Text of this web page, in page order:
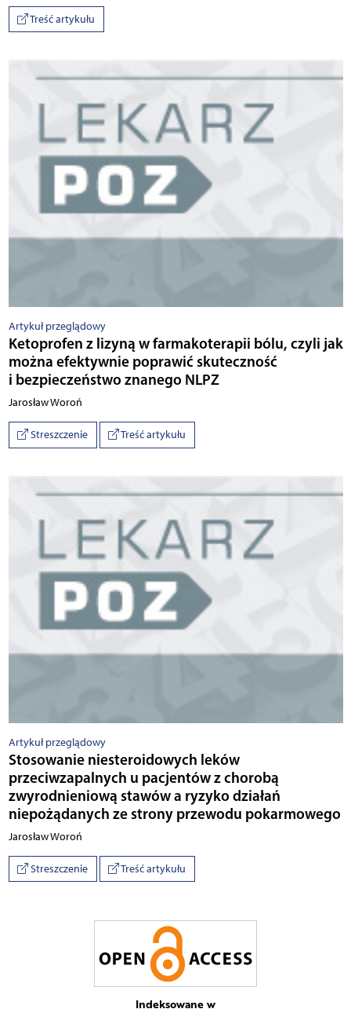
Treść artykułu
Artykuł przeglądowy
Ketoprofen z lizyną w farmakoterapii bólu, czyli jak
można efektywnie poprawić skuteczność
i bezpieczeństwo znanego NLPZ
Jarosław Woroń
Streszczenie Treść artykułu
Artykuł przeglądowy
Stosowanie niesteroidowych leków
przeciwzapalnych u pacjentów z chorobą
zwyrodnieniową stawów a ryzyko działań
niepożądanych ze strony przewodu pokarmowego
Jarosław Woroń
Streszczenie Treść artykułu
Indeksowane w